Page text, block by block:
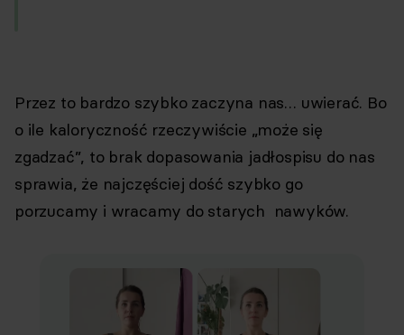
Przez to bardzo szybko zaczyna nas… uwierać. Bo
o ile kaloryczność rzeczywiście „może się
zgadzać”, to brak dopasowania jadłospisu do nas
sprawia, że najczęściej dość szybko go
porzucamy i wracamy do starych nawyków.